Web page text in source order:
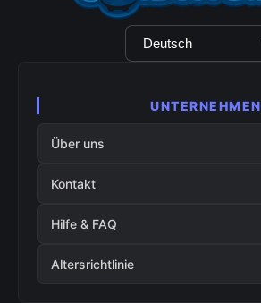
Sprachauswahl
UNTERNEHMEN
Über uns
Kontakt
Hilfe & FAQ
Altersrichtlinie